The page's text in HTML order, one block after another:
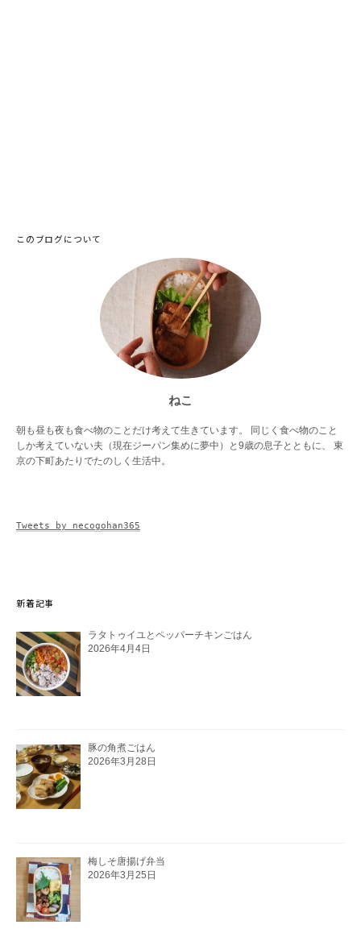
このブログについて
ねこ
朝も昼も夜も食べ物のことだけ考えて生きています。 同じく食べ物のこと
しか考えていない夫（現在ジーパン集めに夢中）と9歳の息子とともに、 東
京の下町あたりでたのしく生活中。
Tweets by necogohan365
新着記事
ラタトゥイユとペッパーチキンごはん
2026年4月4日
豚の角煮ごはん
2026年3月28日
梅しそ唐揚げ弁当
2026年3月25日